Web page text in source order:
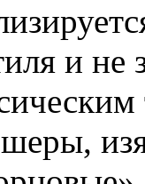
и